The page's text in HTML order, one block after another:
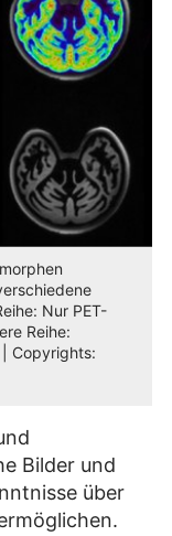
Nur PET-
Reihe:
Copyrights:
Bilder und
über